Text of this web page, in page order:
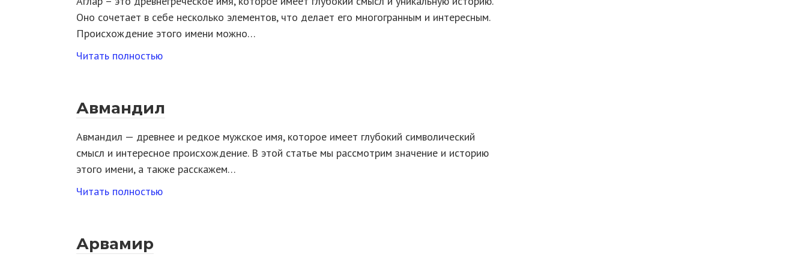
Оно сочетает в себе несколько элементов, что делает его многогранным и интересным.
Происхождение этого имени можно…
Читать полностью
Авмандил
Авмандил — древнее и редкое мужское имя, которое имеет глубокий символический
смысл и интересное происхождение. В этой статье мы рассмотрим значение и историю
этого имени, а также расскажем…
Читать полностью
Арвамир